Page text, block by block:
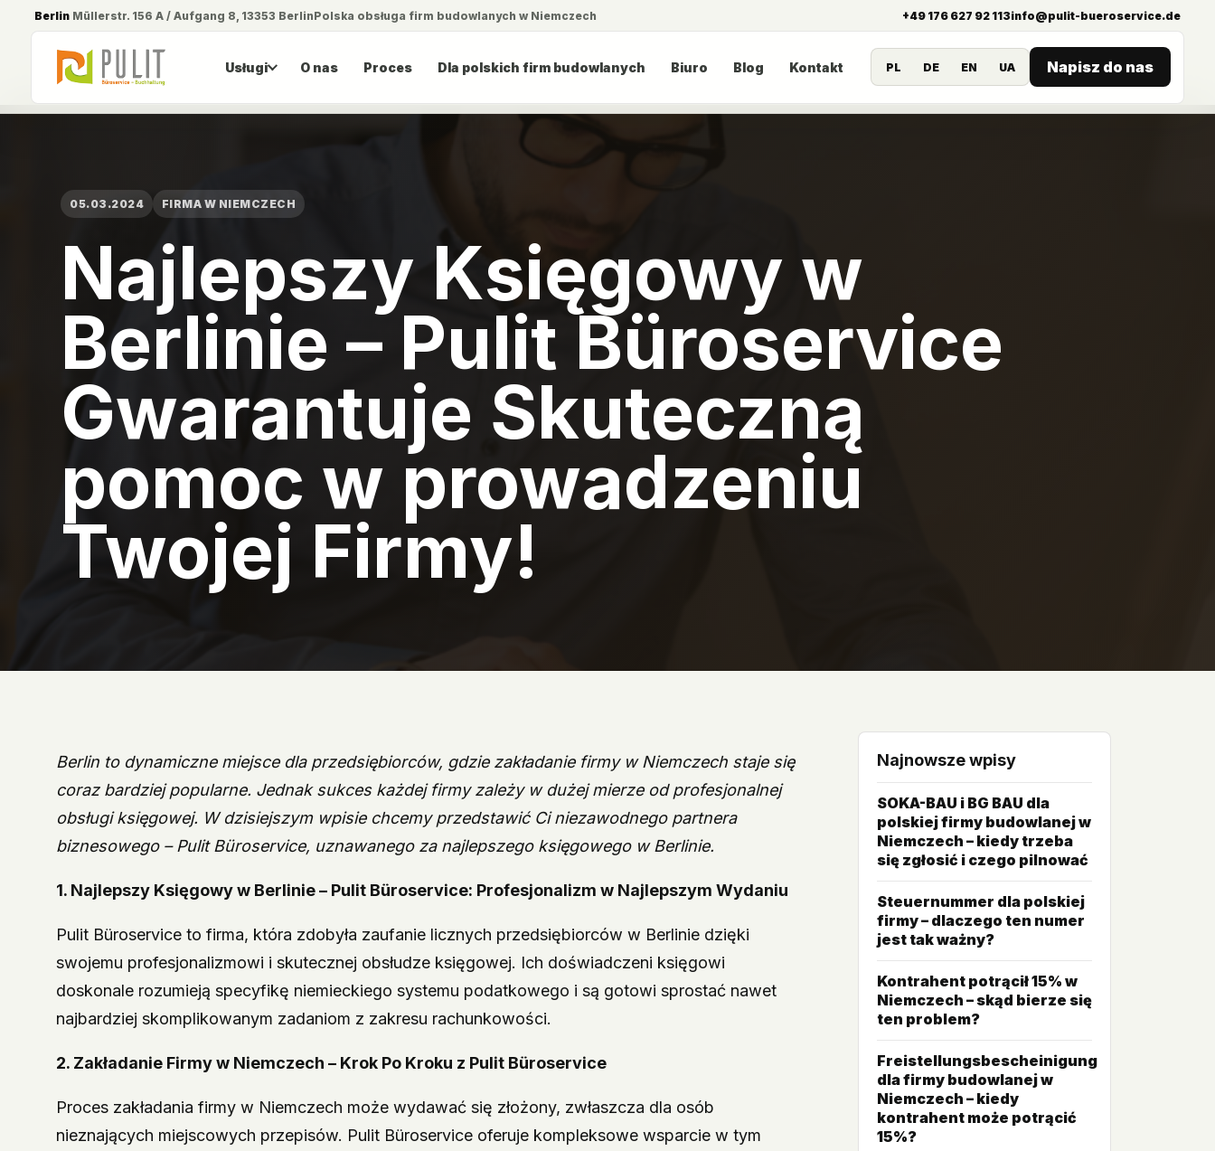
BerlinMüllerstr. 156 A / Aufgang 8, 13353 BerlinPolska obsługa firm budowlanych w Niemczech +49 176 627 92 113info@pulit-bueroservice.de
Usługi O nas Proces Dla polskich firm budowlanych Biuro Blog Kontakt PL DE EN UA Napisz do nas
05.03.2024 FIRMA W NIEMCZECH
Najlepszy Księgowy w
Berlinie – Pulit Büroservice
Gwarantuje Skuteczną
pomoc w prowadzeniu
Twojej Firmy!
Berlin to dynamiczne miejsce dla przedsiębiorców, gdzie zakładanie firmy w Niemczech staje się
coraz bardziej popularne. Jednak sukces każdej firmy zależy w dużej mierze od profesjonalnej
obsługi księgowej. W dzisiejszym wpisie chcemy przedstawić Ci niezawodnego partnera
biznesowego – Pulit Büroservice, uznawanego za najlepszego księgowego w Berlinie.
1. Najlepszy Księgowy w Berlinie – Pulit Büroservice: Profesjonalizm w Najlepszym Wydaniu
Pulit Büroservice to firma, która zdobyła zaufanie licznych przedsiębiorców w Berlinie dzięki
swojemu profesjonalizmowi i skutecznej obsłudze księgowej. Ich doświadczeni księgowi
doskonale rozumieją specyfikę niemieckiego systemu podatkowego i są gotowi sprostać nawet
najbardziej skomplikowanym zadaniom z zakresu rachunkowości.
2. Zakładanie Firmy w Niemczech – Krok Po Kroku z Pulit Büroservice
Proces zakładania firmy w Niemczech może wydawać się złożony, zwłaszcza dla osób
nieznających miejscowych przepisów. Pulit Büroservice oferuje kompleksowe wsparcie w tym
Najnowsze wpisy
SOKA-BAU i BG BAU dla
polskiej firmy budowlanej w
Niemczech – kiedy trzeba
się zgłosić i czego pilnować
Steuernummer dla polskiej
firmy – dlaczego ten numer
jest tak ważny?
Kontrahent potrącił 15% w
Niemczech – skąd bierze się
ten problem?
Freistellungsbescheinigung
dla firmy budowlanej w
Niemczech – kiedy
kontrahent może potrącić
15%?